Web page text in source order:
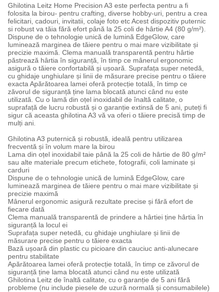
Ghilotina Leitz Home Precision A3 este perfecta pentru a fi
folosita la birou- pentru crafting, diverse hobby-uri, pentru a crea
felicitari, cadouri, invitatii, colaje foto etc Acest dispozitiv puternic
si robust va tăia fără efort până la 25 coli de hârtie A4 (80 g/m²).
Dispune de o tehnologie unică de lumină EdgeGlow, care
luminează marginea de tăiere pentru o mai mare vizibilitate și
precizie maximă. Clema manuală transparentă pentru hârtie
păstrează hârtia în siguranță, în timp ce mânerul ergonomic
asigură o tăiere confortabilă și ușoară. Suprafața super netedă,
cu ghidaje unghiulare și linii de măsurare precise pentru o tăiere
exacta Apărătoarea lamei oferă protecție totală, în timp ce
zăvorul de siguranță ține lama blocată atunci când nu este
utilizată. Cu o lamă din oțel inoxidabil de înaltă calitate, o
suprafață de lucru robustă și o garanție extinsă de 5 ani, puteți fi
sigur că aceasta ghilotina A3 vă va oferi o tăiere precisă timp de
mulți ani.
Ghilotina A3 puternică și robustă, ideală pentru utilizarea
frecventă și în volum mare la birou
Lama din oțel inoxidabil taie până la 25 coli de hârtie de 80 g/m²
sau alte materiale precum etichete, fotografii, coli laminate și
carduri
Dispune de o tehnologie unică de lumină EdgeGlow, care
luminează marginea de tăiere pentru o mai mare vizibilitate și
precizie maximă
Mânerul ergonomic asigură rezultate precise și fără efort de
fiecare dată
Clema manuală transparentă de prindere a hârtiei ține hârtia în
siguranță la locul ei
Suprafața super netedă, cu ghidaje unghiulare și linii de
măsurare precise pentru o tăiere exacta
Bază ușoară din plastic cu picioare din cauciuc anti-alunecare
pentru stabilitate
Apărătoarea lamei oferă protecție totală, în timp ce zăvorul de
siguranță ține lama blocată atunci când nu este utilizată
Ghilotina Leitz de înaltă calitate, cu o garanție de 5 ani fără
probleme (nu include piesele de uzură normală și consumabilele)